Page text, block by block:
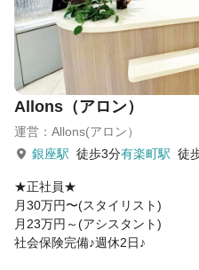
Allons（アロン）
運営：Allons(アロン）
銀座駅 徒歩3分有楽町駅 徒
★正社員★
月30万円〜(スタイリスト)
月23万円～(アシスタント)
社会保険完備♪週休2日♪